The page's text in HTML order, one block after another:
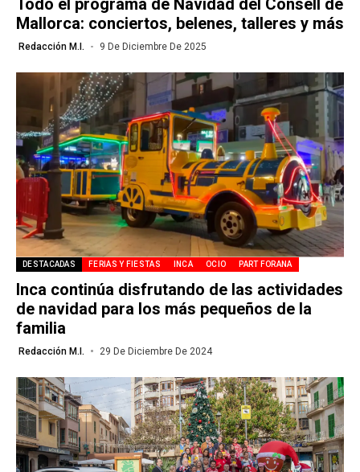
Todo el programa de Navidad del Consell de
Mallorca: conciertos, belenes, talleres y más
Redacción M.I. 9 De Diciembre De 2025
DESTACADAS FERIAS Y FIESTAS INCA OCIO PART FORANA
Inca continúa disfrutando de las actividades
de navidad para los más pequeños de la
familia
Redacción M.I. 29 De Diciembre De 2024